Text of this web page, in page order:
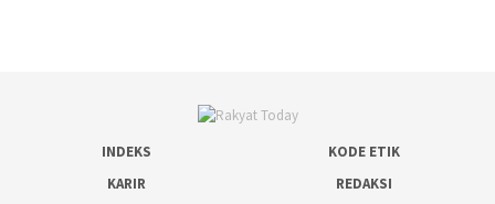
INDEKS
KODE ETIK
KARIR
REDAKSI